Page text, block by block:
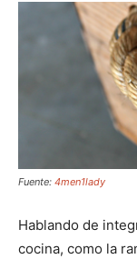
Fuente: 4men1lady
Hablando de
cocina, como la